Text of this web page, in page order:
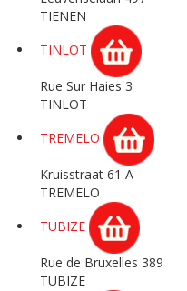
TIENEN
TINLOT
Rue Sur Haies 3
TINLOT
TREMELO
Kruisstraat 61 A
TREMELO
TUBIZE
Rue de Bruxelles 389
TUBIZE